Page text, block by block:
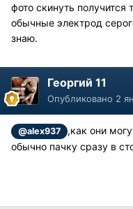
фото скинуть получится
обычные электрод
знаю.
Георгий 11
Опубликовано 2
@alex937
,как они
обычно пачку сразу в